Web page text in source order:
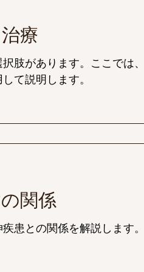
療
肢があります。ここでは
て説明します。
関係
患との関係を解説します。